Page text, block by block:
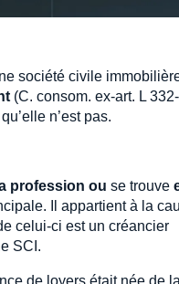
société civile
(C. consom. ex-art. L
n’est pas.
profession ou se trouve
Il appartient à la
celui-ci est un créancier
SCI.
de loyers était née de la